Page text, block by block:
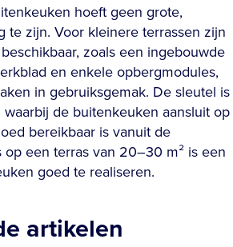
hoeft geen grote,
te zijn. Voor kleinere terrassen zijn
zoals een ingebouwde
en enkele opbergmodules,
in gebruiksgemak. De sleutel is
de buitenkeuken aansluit op
bereikbaar is vanuit de
een terras van 20–30 m² is een
goed te realiseren.
artikelen